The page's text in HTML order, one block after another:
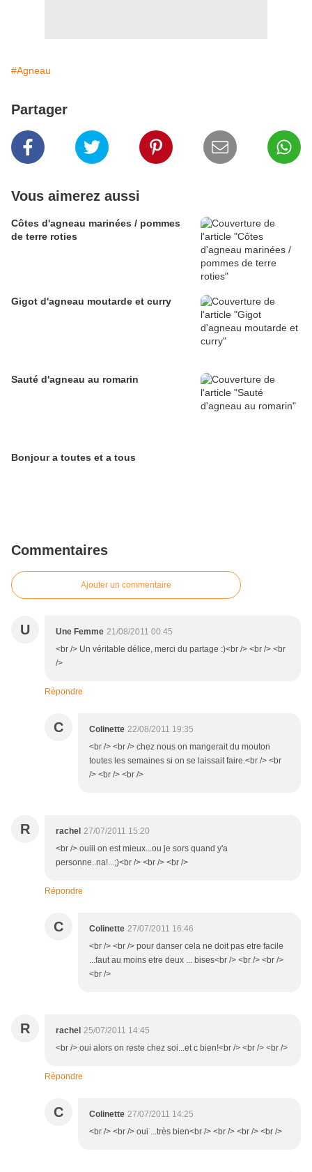
#Agneau
Partager
Vous aimerez aussi
Côtes d'agneau marinées / pommes
de terre roties
Gigot d'agneau moutarde et curry
Sauté d'agneau au romarin
Bonjour a toutes et a tous
Commentaires
Ajouter un commentaire
U Une Femme 21/08/2011 00:45
<br /> Un véritable délice, merci du partage :)<br /> <br /> <br
/>
Répondre
C Colinette 22/08/2011 19:35
<br /> <br /> chez nous on mangerait du mouton
toutes les semaines si on se laissait faire.<br /> <br
/> <br /> <br />
R rachel 27/07/2011 15:20
<br /> ouiii on est mieux...ou je sors quand y'a
personne..na!...;)<br /> <br /> <br />
Répondre
C Colinette 27/07/2011 16:46
<br /> <br /> pour danser cela ne doit pas etre facile
...faut au moins etre deux ... bises<br /> <br /> <br />
<br />
R rachel 25/07/2011 14:45
<br /> oui alors on reste chez soi...et c bien!<br /> <br /> <br />
Répondre
C Colinette 27/07/2011 14:25
<br /> <br /> oui ...très bien<br /> <br /> <br /> <br />